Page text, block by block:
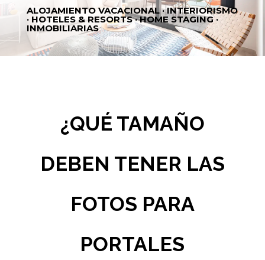
ALOJAMIENTO VACACIONAL · INTERIORISMO
· HOTELES & RESORTS · HOME STAGING ·
INMOBILIARIAS
¿QUÉ TAMAÑO
DEBEN TENER LAS
FOTOS PARA
PORTALES